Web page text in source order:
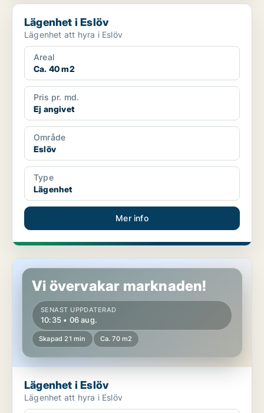
Lägenhet i Eslöv
Lägenhet i Eslöv
Lägenhet att hyra i Eslöv
Areal
Ca. 40 m2
Pris pr. md.
Ej angivet
Område
Eslöv
Type
Lägenhet
Mer info
Lägenhet i Eslöv
Vi övervakar marknaden!
SENAST UPPDATERAD
10:35 • 06 aug.
Skapad 21 min Ca. 70 m2
Lägenhet i Eslöv
Lägenhet att hyra i Eslöv